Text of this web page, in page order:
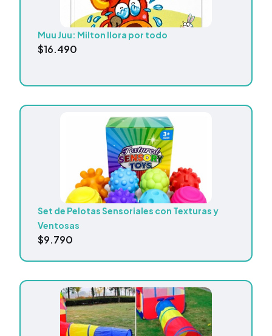
Muu Juu: Milton llora por todo
$16.490
Set de Pelotas Sensoriales con Texturas y
Ventosas
$9.790